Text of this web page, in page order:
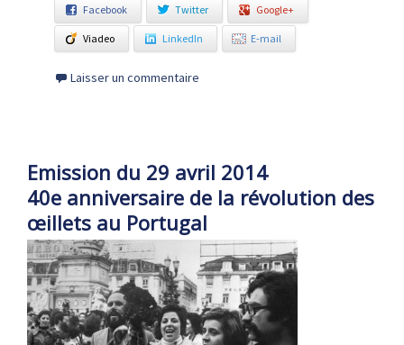
Facebook Twitter Google+
Viadeo LinkedIn E-mail
Laisser un commentaire
Emission du 29 avril 2014
40e anniversaire de la révolution des
œillets au Portugal